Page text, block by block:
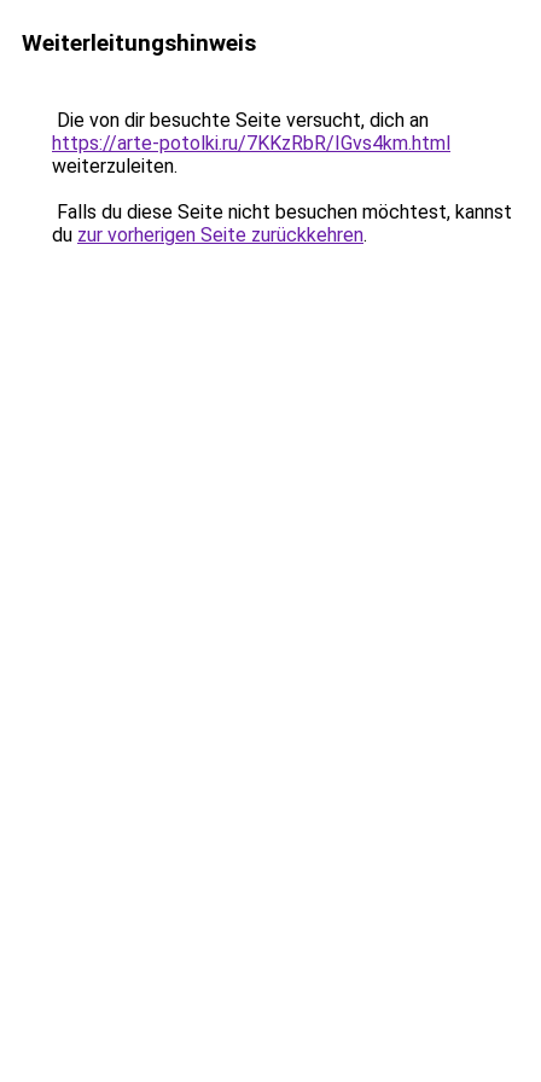
Weiterleitungshinweis
Die von dir besuchte Seite versucht, dich an
https://arte-potolki.ru/7KKzRbR/IGvs4km.html
weiterzuleiten.
Falls du diese Seite nicht besuchen möchtest, kannst
du zur vorherigen Seite zurückkehren.